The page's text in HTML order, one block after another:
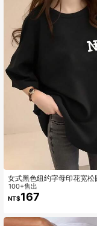
女式黑色纽约字母印花宽松
T 恤，休闲夏季上衣，优雅
计，适合日常穿着，超大纽
复古风格
100+售出
NT$167